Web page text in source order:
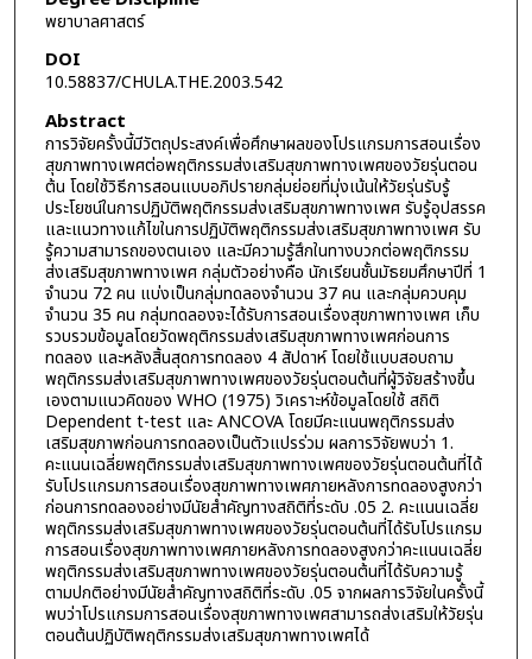
พยาบาลศาสตร์
DOI
10.58837/CHULA.THE.2003.542
Abstract
การวิจัยครั้งนี้มีวัตถุประสงค์เพื่อศึกษาผลของโปรแกรมการสอนเรื่อง
สุขภาพทางเพศต่อพฤติกรรมส่งเสริมสุขภาพทางเพศของวัยรุ่นตอน
ต้น โดยใช้วิธีการสอนแบบอภิปรายกลุ่มย่อยที่มุ่งเน้นให้วัยรุ่นรับรู้
ประโยชน์ในการปฏิบัติพฤติกรรมส่งเสริมสุขภาพทางเพศ รับรู้อุปสรรค
และแนวทางแก้ไขในการปฏิบัติพฤติกรรมส่งเสริมสุขภาพทางเพศ รับ
รู้ความสามารถของตนเอง และมีความรู้สึกในทางบวกต่อพฤติกรรม
ส่งเสริมสุขภาพทางเพศ กลุ่มตัวอย่างคือ นักเรียนชั้นมัธยมศึกษาปีที่ 1
จำนวน 72 คน แบ่งเป็นกลุ่มทดลองจำนวน 37 คน และกลุ่มควบคุม
จำนวน 35 คน กลุ่มทดลองจะได้รับการสอนเรื่องสุขภาพทางเพศ เก็บ
รวบรวมข้อมูลโดยวัดพฤติกรรมส่งเสริมสุขภาพทางเพศก่อนการ
ทดลอง และหลังสิ้นสุดการทดลอง 4 สัปดาห์ โดยใช้แบบสอบถาม
พฤติกรรมส่งเสริมสุขภาพทางเพศของวัยรุ่นตอนต้นที่ผู้วิจัยสร้างขึ้น
เองตามแนวคิดของ WHO (1975) วิเคราะห์ข้อมูลโดยใช้ สถิติ
Dependent t-test และ ANCOVA โดยมีคะแนนพฤติกรรมส่ง
เสริมสุขภาพก่อนการทดลองเป็นตัวแปรร่วม ผลการวิจัยพบว่า 1.
คะแนนเฉลี่ยพฤติกรรมส่งเสริมสุขภาพทางเพศของวัยรุ่นตอนต้นที่ได้
รับโปรแกรมการสอนเรื่องสุขภาพทางเพศภายหลังการทดลองสูงกว่า
ก่อนการทดลองอย่างมีนัยสำคัญทางสถิติที่ระดับ .05 2. คะแนนเฉลี่ย
พฤติกรรมส่งเสริมสุขภาพทางเพศของวัยรุ่นตอนต้นที่ได้รับโปรแกรม
การสอนเรื่องสุขภาพทางเพศภายหลังการทดลองสูงกว่าคะแนนเฉลี่ย
พฤติกรรมส่งเสริมสุขภาพทางเพศของวัยรุ่นตอนต้นที่ได้รับความรู้
ตามปกติอย่างมีนัยสำคัญทางสถิติที่ระดับ .05 จากผลการวิจัยในครั้งนี้
พบว่าโปรแกรมการสอนเรื่องสุขภาพทางเพศสามารถส่งเสริมให้วัยรุ่น
ตอนต้นปฏิบัติพฤติกรรมส่งเสริมสุขภาพทางเพศได้